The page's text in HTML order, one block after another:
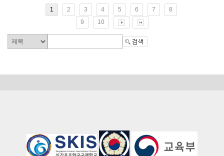
1 2 3 4 5 6 7
8
9
10